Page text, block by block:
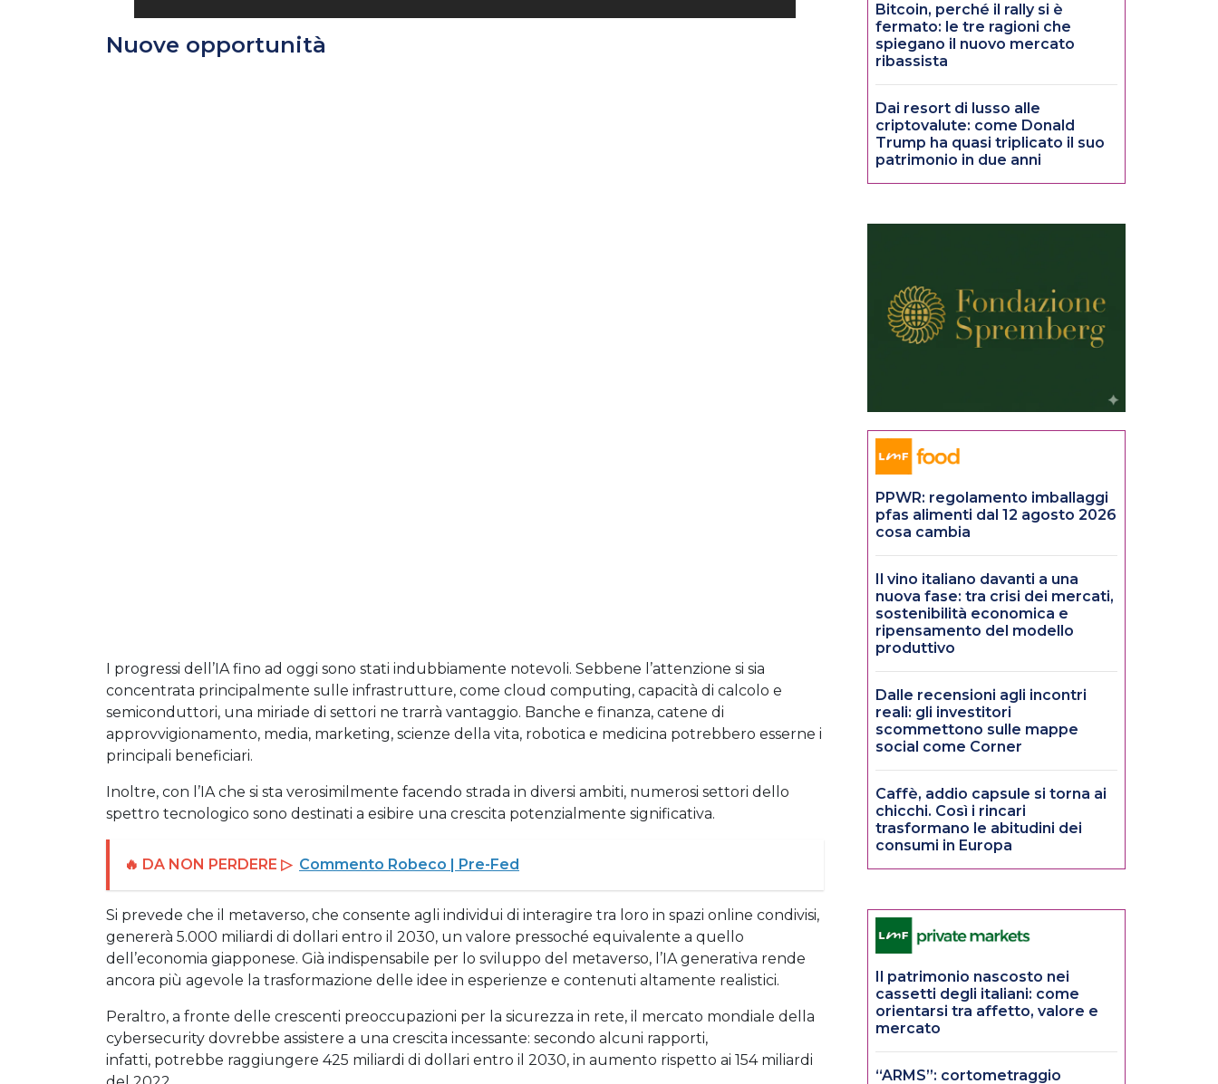
Nuove opportunità
I progressi dell’IA fino ad oggi sono stati indubbiamente notevoli. Sebbene l’attenzione si sia
concentrata principalmente sulle infrastrutture, come cloud computing, capacità di calcolo e
semiconduttori, una miriade di settori ne trarrà vantaggio. Banche e finanza, catene di
approvvigionamento, media, marketing, scienze della vita, robotica e medicina potrebbero esserne i
principali beneficiari.
Inoltre, con l’IA che si sta verosimilmente facendo strada in diversi ambiti, numerosi settori dello
spettro tecnologico sono destinati a esibire una crescita potenzialmente significativa.
🔥 DA NON PERDERE ▷ Commento Robeco | Pre-Fed
Si prevede che il metaverso, che consente agli individui di interagire tra loro in spazi online condivisi,
genererà 5.000 miliardi di dollari entro il 2030, un valore pressoché equivalente a quello
dell’economia giapponese. Già indispensabile per lo sviluppo del metaverso, l’IA generativa rende
ancora più agevole la trasformazione delle idee in esperienze e contenuti altamente realistici.
Peraltro, a fronte delle crescenti preoccupazioni per la sicurezza in rete, il mercato mondiale della
cybersecurity dovrebbe assistere a una crescita incessante: secondo alcuni rapporti,
infatti, potrebbe raggiungere 425 miliardi di dollari entro il 2030, in aumento rispetto ai 154 miliardi
Bitcoin, perché il rally si è
fermato: le tre ragioni che
spiegano il nuovo mercato
ribassista
Dai resort di lusso alle
criptovalute: come Donald
Trump ha quasi triplicato il suo
patrimonio in due anni
PPWR: regolamento imballaggi
pfas alimenti dal 12 agosto 2026
cosa cambia
Il vino italiano davanti a una
nuova fase: tra crisi dei mercati,
sostenibilità economica e
ripensamento del modello
produttivo
Dalle recensioni agli incontri
reali: gli investitori
scommettono sulle mappe
social come Corner
Caffè, addio capsule si torna ai
chicchi. Così i rincari
trasformano le abitudini dei
consumi in Europa
Il patrimonio nascosto nei
cassetti degli italiani: come
orientarsi tra affetto, valore e
mercato
“ARMS”: cortometraggio